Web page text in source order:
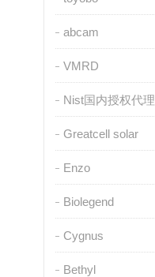
abcam
VMRD
Nist国内授权代理
Greatcell solar
Enzo
Biolegend
Cygnus
Bethyl